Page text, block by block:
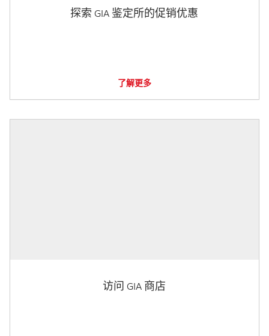
探索 GIA 鉴定所的促销优惠
了解更多
访问 GIA 商店